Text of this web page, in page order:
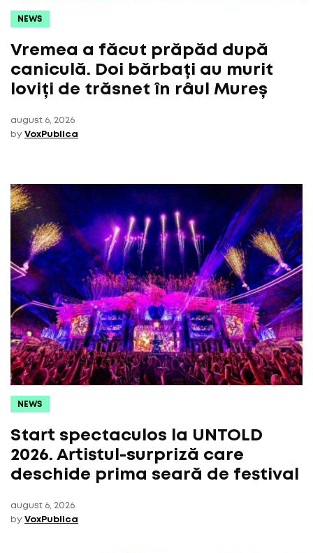
NEWS
Vremea a făcut prăpăd după
caniculă. Doi bărbați au murit
loviți de trăsnet în râul Mureș
august 6, 2026
by VoxPublica
NEWS
Start spectaculos la UNTOLD
2026. Artistul-surpriză care
deschide prima seară de festival
august 6, 2026
by VoxPublica